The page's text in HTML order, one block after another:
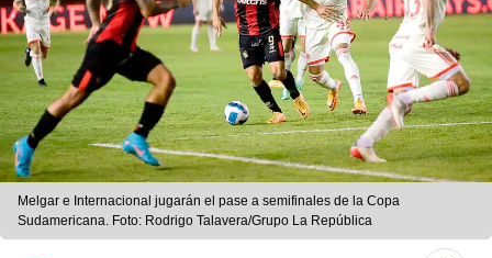
Melgar e Internacional jugarán el pase a semifinales de la Copa
Sudamericana. Foto: Rodrigo Talavera/Grupo La República